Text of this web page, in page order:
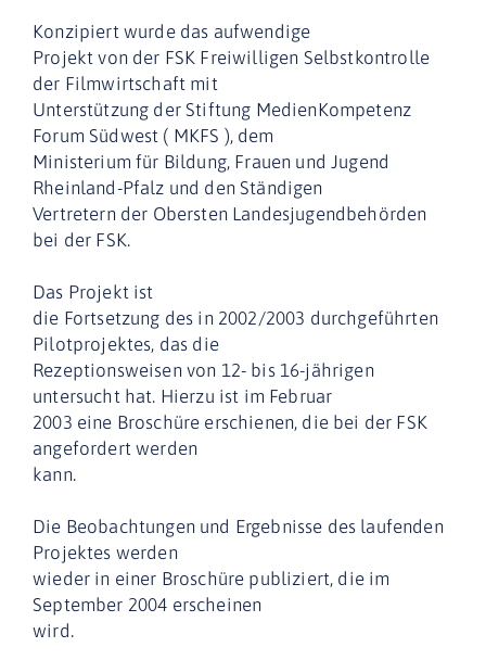
Konzipiert wurde das aufwendige
Projekt von der FSK Freiwilligen Selbstkontrolle
der Filmwirtschaft mit
Unterstützung der Stiftung MedienKompetenz
Forum Südwest ( MKFS ), dem
Ministerium für Bildung, Frauen und Jugend
Rheinland-Pfalz und den Ständigen
Vertretern der Obersten Landesjugendbehörden
bei der FSK.
Das Projekt ist
die Fortsetzung des in 2002/2003 durchgeführten
Pilotprojektes, das die
Rezeptionsweisen von 12- bis 16-jährigen
untersucht hat. Hierzu ist im Februar
2003 eine Broschüre erschienen, die bei der FSK
angefordert werden
kann.
Die Beobachtungen und Ergebnisse des laufenden
Projektes werden
wieder in einer Broschüre publiziert, die im
September 2004 erscheinen
wird.